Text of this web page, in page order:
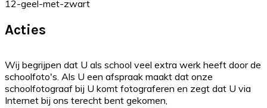
12-geel-met-zwart
Acties
Wij begrijpen dat U als school veel extra werk heeft door de
schoolfoto's. Als U een afspraak maakt dat onze
schoolfotograaf bij U komt fotograferen en zegt dat U via
Internet bij ons terecht bent gekomen,